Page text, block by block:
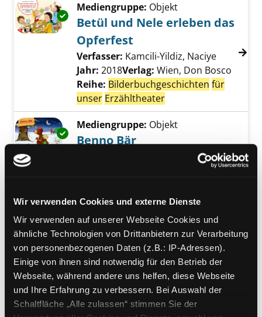
Wir verwenden Cookies und externe Dienste
Wir verwenden auf unserer Webseite Cookies und
ähnliche Technologien von Drittanbietern zur Verarbeitung
von personenbezogenen Daten (z.B.: IP-Adressen).
Einige von ihnen sind notwendig für den Betrieb der
Webseite, während andere uns helfen, diese Webseite
und Ihre Erfahrung zu verbessern. Bei Auswahl der
Schaltfläche „Alle zulassen“ stimmen Sie der
Exemplar-Details von Betül und Nele
Mediengruppe: Objekt
Betül und Nele erleben das
Opferfest
Verfasser: Kamcili-Yildiz, Naciye Suche
Jahr: 2018Verlag: Wien, Don Bosco
Reihe: Bilderbuchgeschichten für
unser Erzähltheater
Exemplar-Details von Benno Bär anzeigen
Mediengruppe: Objekt
Benno Bär
Brandt, SusanneSuche nach
Wien, Don Bosco
unser Erzähltheater
Exemplar-Details von Die Schule ist ein
Mediengruppe:Objekt
Die Schule ist ein großes
Haus
Verfasser: Hauenschild, LydiaSuche
Jahr:2018Verlag: Wien, Don Bosco
Reihe:Bilderbuchgeschichten